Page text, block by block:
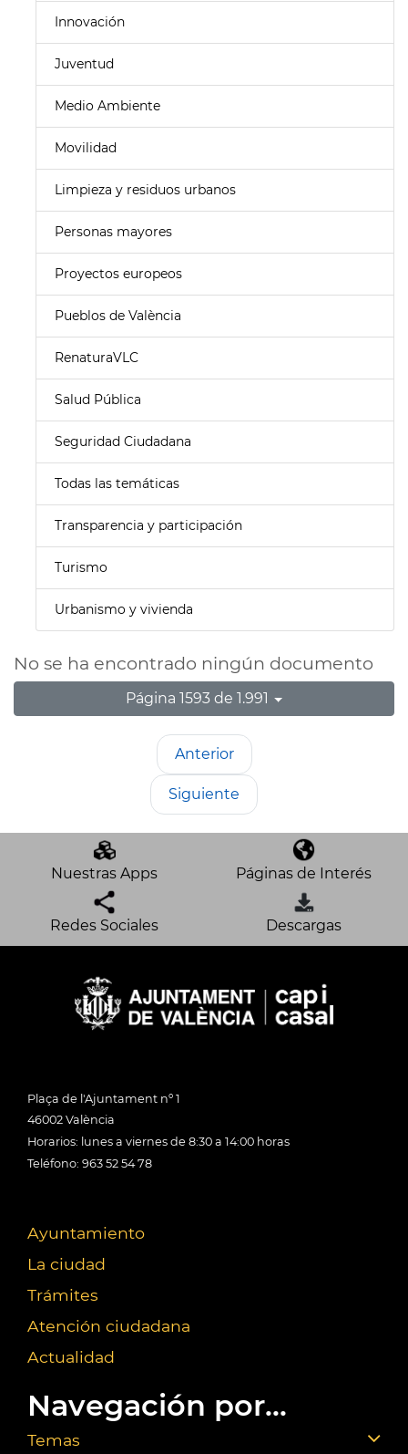
Innovación
Juventud
Medio Ambiente
Movilidad
Limpieza y residuos urbanos
Personas mayores
Proyectos europeos
Pueblos de València
RenaturaVLC
Salud Pública
Seguridad Ciudadana
Todas las temáticas
Transparencia y participación
Turismo
Urbanismo y vivienda
No se ha encontrado ningún documento
Página 1593 de 1.991
Anterior
Siguiente
Nuestras Apps Páginas de Interés
Redes Sociales Descargas
Plaça de l'Ajuntament nº 1
46002 València
Horarios: lunes a viernes de 8:30 a 14:00 horas
Teléfono: 963 52 54 78
Ayuntamiento
La ciudad
Trámites
Atención ciudadana
Actualidad
Navegación por...
Temas